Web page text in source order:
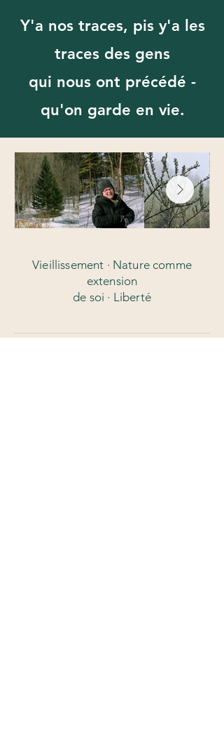
Y'a nos traces, pis y'a les
traces des gens
qui nous ont précédé -
qu'on garde en vie.
Vieillissement · Nature comme
extension
de soi · Liberté